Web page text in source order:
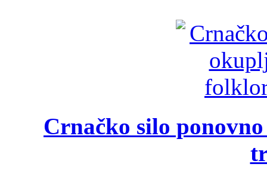
Crnačko silo